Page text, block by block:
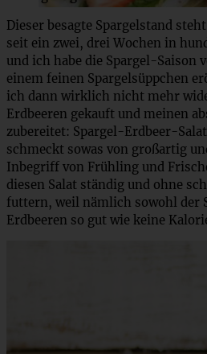
Dieser besagte Spargelstand
seit ein zwei, drei Wochen in
und ich habe die Spargel-Saison
einem feinen Spargelsüppchen
ich dann wirklich nicht mehr
Erdbeeren gekauft und meinen
zubereitet: Spargel-Erdbeer-
schmeckt sowas von großartig
Inbegriff von Frühling und
diesen Salat ständig und ohne
futtern, weil nämlich sowohl der
Erdbeeren so gut wie keine